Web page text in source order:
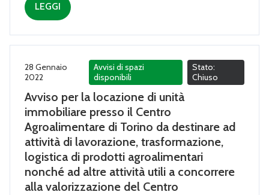
LEGGI
28 Gennaio
2022
Avvisi di spazi
disponibili
Stato:
Chiuso
Avviso per la locazione di unità
immobiliare presso il Centro
Agroalimentare di Torino da destinare ad
attività di lavorazione, trasformazione,
logistica di prodotti agroalimentari
nonché ad altre attività utili a concorrere
alla valorizzazione del Centro